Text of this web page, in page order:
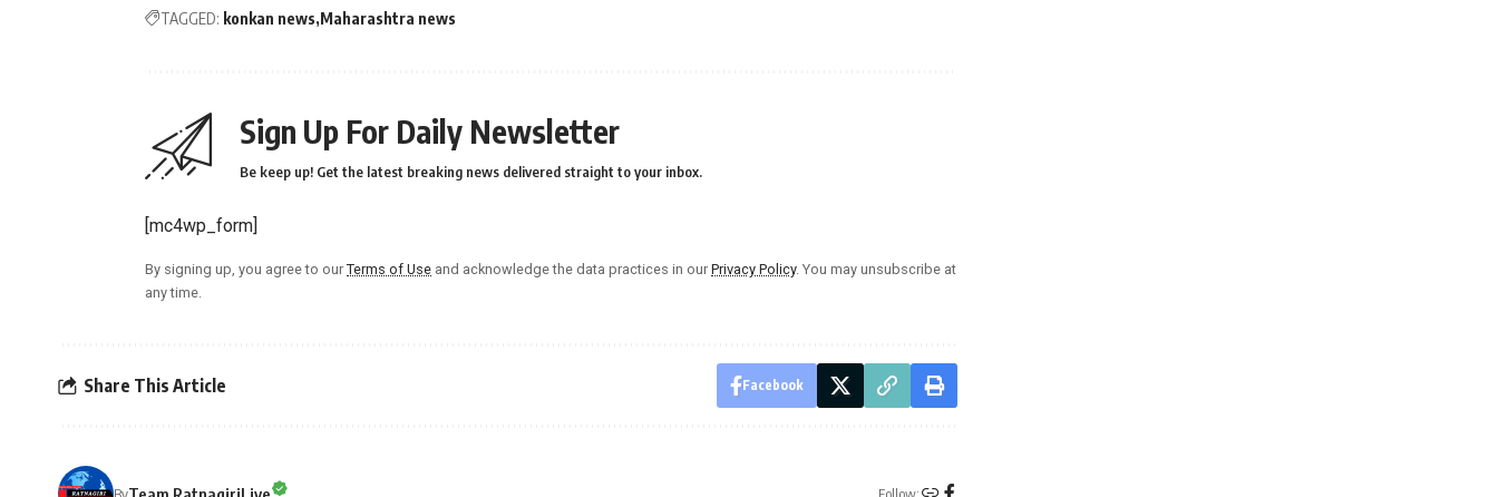
TAGGED: konkan news Maharashtra news
Sign Up For Daily Newsletter
Be keep up! Get the latest breaking news delivered straight to your inbox.
[mc4wp_form]
By signing up, you agree to our Terms of Use and acknowledge the data practices in our Privacy Policy. You may unsubscribe at
any time.
Share This Article Facebook
Follow: